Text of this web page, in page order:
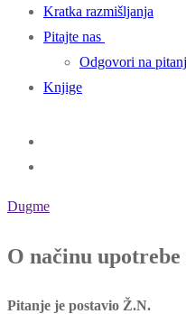
Kratka razmišljanja
Pitajte nas
Odgovori na
Knjige
Dugme
O načinu
Pitanje je postavio Ž.N.